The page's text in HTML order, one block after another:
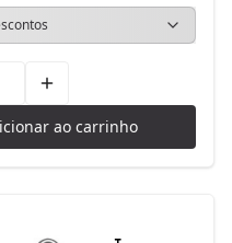
ao carrinho